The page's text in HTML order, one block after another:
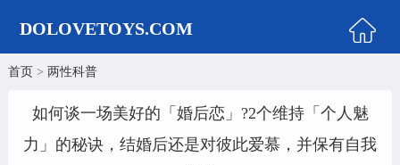
DOLOVETOYS.COM
首页
情趣商城
飞机杯
首页 > 两性科普
如何谈一场美好的「婚后恋」?2个维持「个人魅
力」的秘诀，结婚后还是对彼此爱慕，并保有自我